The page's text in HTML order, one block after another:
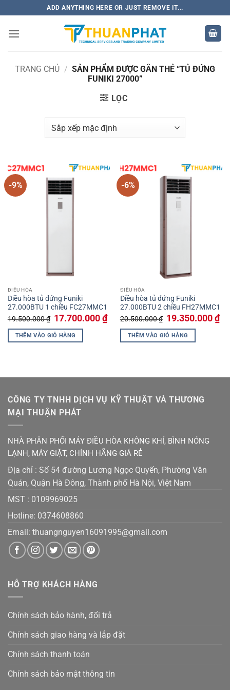
qua
nội
ADD ANYTHING HERE OR JUST REMOVE IT...
TRANG CHỦ / SẢN PHẨM ĐƯỢC GẮN THẺ “TỦ ĐỨNG
FUNIKI 27000”
LỌC
-9%
ĐIỀU HÒA
Điều hòa tủ đứng Funiki
27.000BTU 1 chiều FC27MMC1
19.500.000₫ Giá
gốc
là:
19.500.000 ₫.
17.700.000₫Giá
hiện
17.700.000 ₫.
THÊM VÀO GIỎ HÀNG
-6%
ĐIỀU HÒA
Điều hòa tủ đứng Funiki
27.000BTU 2 chiều FH27MMC1
20.500.000₫ Giá
gốc
là:
20.500.000 ₫.
19.350.000₫Giá
THÊM VÀO GIỎ HÀNG
CÔNG TY TNHH DỊCH VỤ KỸ THUẬT VÀ THƯƠNG
MẠI THUẬN PHÁT
NHÀ PHÂN PHỐI MÁY ĐIỀU HÒA KHÔNG KHÍ, BÌNH NÓNG
LẠNH, MÁY GIẶT, CHÍNH HÃNG GIÁ RẺ
Địa chỉ : Số 54 đường Lương Ngọc Quyến, Phường Văn
Quán, Quận Hà Đông, Thành phố Hà Nội, Việt Nam
MST : 0109969025
Hotline: 0374608860
Email: thuangnguyen16091995@gmail.com
HỖ TRỢ KHÁCH HÀNG
Chính sách bảo hành, đổi trả
Chính sách giao hàng và lắp đặt
Chính sách thanh toán
Chính sách bảo mật thông tin